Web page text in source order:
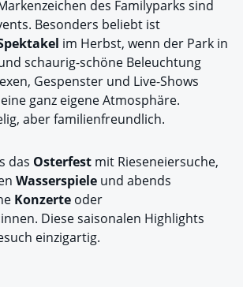
des Familyparks sind
Besonders beliebt ist
im Herbst, wenn der Park in
schaurig-schöne Beleuchtung
Gespenster und Live-Shows
ganz eigene Atmosphäre.
aber familienfreundlich.
das Osterfest mit Rieseneiersuche,
Wasserspiele und abends
Konzerte oder
Diese saisonalen Highlights
einzigartig.